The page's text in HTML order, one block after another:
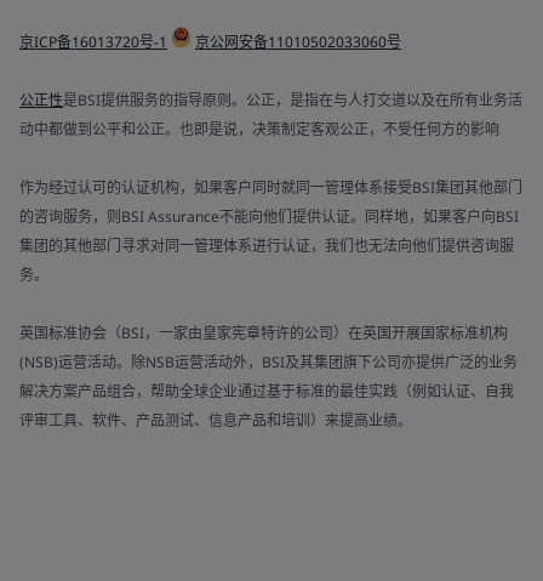
京ICP备16013720号-1 京公网安备11010502033060号
公正性是BSI提供服务的指导原则。公正，是指在与人打交道以及在所有业务活
动中都做到公平和公正。也即是说，决策制定客观公正，不受任何方的影响
作为经过认可的认证机构，如果客户同时就同一管理体系接受BSI集团其他部门
的咨询服务，则BSI Assurance不能向他们提供认证。同样地，如果客户向BSI
集团的其他部门寻求对同一管理体系进行认证，我们也无法向他们提供咨询服
务。
英国标准协会（BSI，一家由皇家宪章特许的公司）在英国开展国家标准机构
(NSB)运营活动。除NSB运营活动外，BSI及其集团旗下公司亦提供广泛的业务
解决方案产品组合，帮助全球企业通过基于标准的最佳实践（例如认证、自我
评审工具、软件、产品测试、信息产品和培训）来提高业绩。